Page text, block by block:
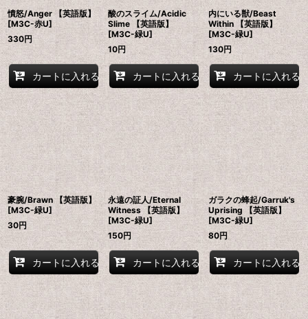
憤怒/Anger 【英語版】
[M3C-赤U]
330円
カートに入れる
酸のスライム/Acidic
Slime 【英語版】
[M3C-緑U]
10円
カートに入れる
内にいる獣/Beast
Within 【英語版】
[M3C-緑U]
130円
カートに入れる
豪腕/Brawn 【英語版】
[M3C-緑U]
30円
カートに入れる
永遠の証人/Eternal
Witness 【英語版】
[M3C-緑U]
150円
カートに入れる
ガラクの蜂起/Garruk's
Uprising 【英語版】
[M3C-緑U]
80円
カートに入れる